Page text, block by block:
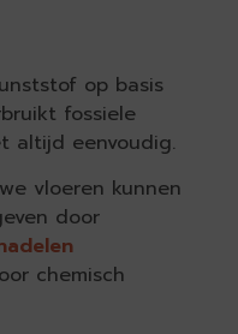
op basis
fossiele
altijd eenvoudig.
vloeren kunnen
door
chemisch